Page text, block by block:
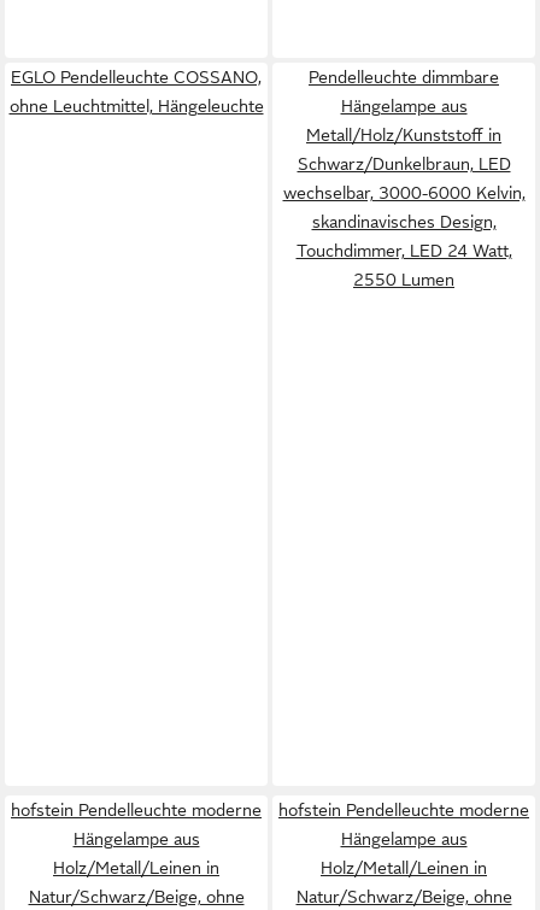
EGLO Pendelleuchte COSSANO,
ohne Leuchtmittel, Hängeleuchte
Pendelleuchte dimmbare
Hängelampe aus
Metall/Holz/Kunststoff in
Schwarz/Dunkelbraun, LED
wechselbar, 3000-6000 Kelvin,
skandinavisches Design,
Touchdimmer, LED 24 Watt,
2550 Lumen
hofstein Pendelleuchte moderne
Hängelampe aus
Holz/Metall/Leinen in
Natur/Schwarz/Beige, ohne
hofstein Pendelleuchte moderne
Hängelampe aus
Holz/Metall/Leinen in
Natur/Schwarz/Beige, ohne